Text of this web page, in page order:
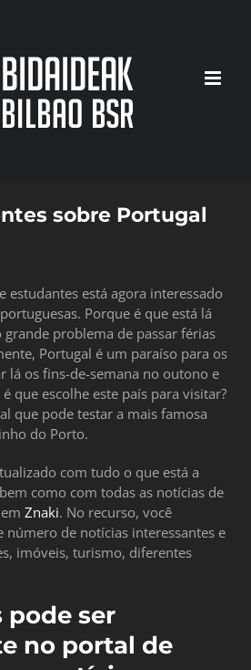
sobre Portugal
estudantes está agora interessado
Porque é que está lá
grande problema de passar férias
Portugal é um paraíso para os
lá os fins-de-semana no outono e
que escolhe este país para visitar?
que pode testar a mais famosa
do Porto.
com tudo o que está a
como com todas as notícias de
emZnaki. No recurso, você
número de notícias interessantes e
imóveis, turismo, diferentes
pode ser
no portal de